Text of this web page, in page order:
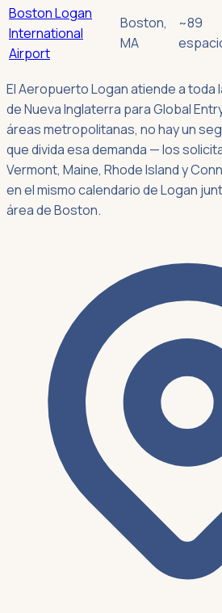
Boston Logan
International
Airport
Boston,
MA
~89
El Aeropuerto Logan atiende a
de Nueva Inglaterra para Global
áreas metropolitanas, no hay un
que divida esa demanda — los
Vermont, Maine, Rhode Island y
en el mismo calendario de Logan
área de Boston.